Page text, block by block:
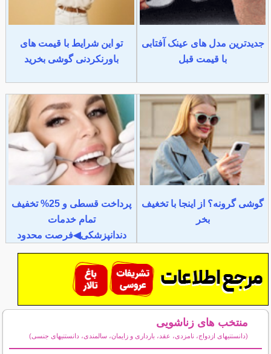
جدیدترین مدل های عینک آفتابی
با قیمت قبل
تو این شرایط با قیمت های
باورنکردنی گوشی بخرید
گوشی گرونه؟ از اینجا با تخغیف
بخر
پرداخت قسطی و 25% تخفیف
تمام خدمات
دندانپزشکی◀فرصت محدود
منتخب های زناشویی
(دانستنیهای ازدواج، نامزدی، عقد، بارداری و زایمان، سالمندی، دانستنیهای جنسی)